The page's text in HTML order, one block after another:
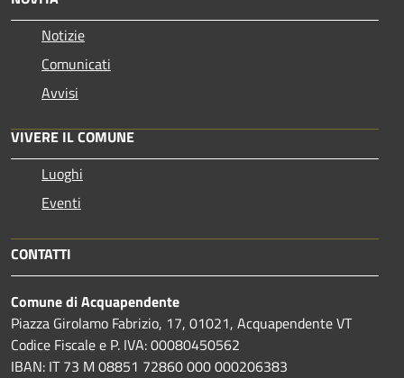
Notizie
Comunicati
Avvisi
VIVERE IL COMUNE
Luoghi
Eventi
CONTATTI
Comune di Acquapendente
Piazza Girolamo Fabrizio, 17, 01021, Acquapendente VT
Codice Fiscale e P. IVA: 00080450562
IBAN: IT 73 M 08851 72860 000 000206383